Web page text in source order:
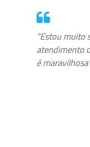
“Estou muito
atendimento
é